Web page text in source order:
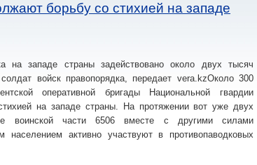
борьбу со стихией на западе
на западе страны задействовано около двух тысяч
войск правопорядка, передает vera.kzОколо 300
оперативной бригады Национальной гвардии
на западе страны. На протяжении вот уже двух
воинской части 6506 вместе с другими силами
населением активно участвуют в противопаводковых